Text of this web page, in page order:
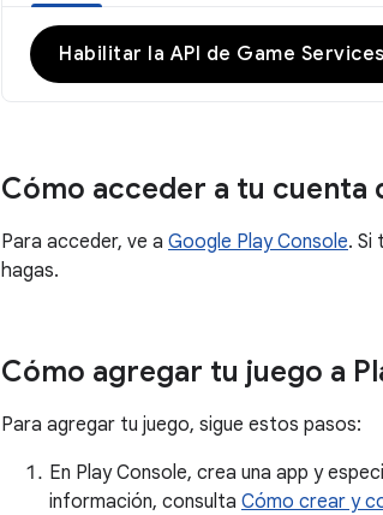
Habilitar la API de Game
Cómo acceder a tu cuenta
Para acceder, ve a Google Play Console. Si
hagas.
Cómo agregar tu juego a
Para agregar tu juego, sigue estos pasos:
En Play Console, crea una app y
información, consulta Cómo crear y